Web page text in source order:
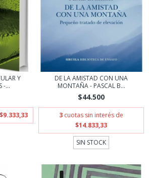
Y
-...
$9.333,33
DE LA AMISTAD CON UNA
MONTAÑA - PASCAL B...
$44.500
3 cuotas sin interés de
$14.833,33
SIN STOCK